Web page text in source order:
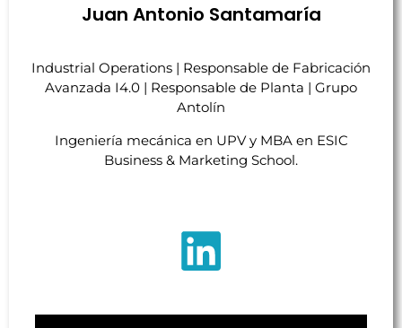
Juan Antonio Santamaría
Industrial Operations | Responsable de Fabricación
Avanzada I4.0 | Responsable de Planta | Grupo
Antolín
Ingeniería mecánica en UPV y MBA en ESIC
Business & Marketing School.